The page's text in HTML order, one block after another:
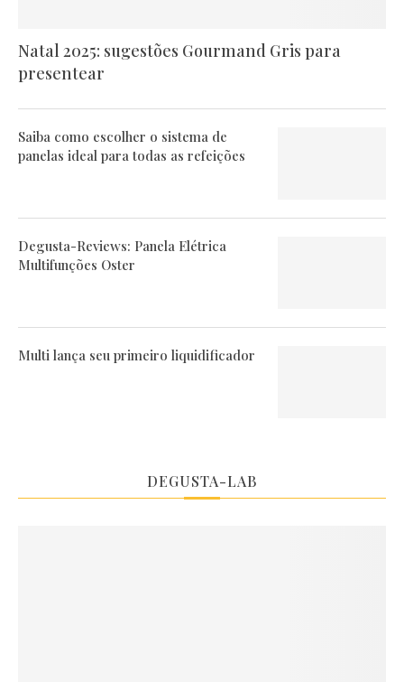
Natal 2025: sugestões Gourmand Gris para
presentear
Saiba como escolher o sistema de
panelas ideal para todas as refeições
Degusta-Reviews: Panela Elétrica
Multifunções Oster
Multi lança seu primeiro liquidificador
DEGUSTA-LAB